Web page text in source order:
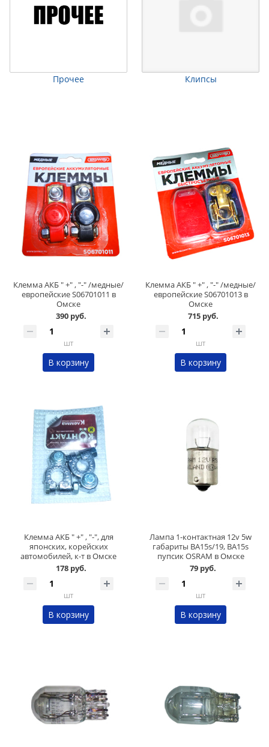
Прочее Клипсы
Клемма АКБ " +" , "-" /медные/
европейские S06701011 в
Омске
390 руб.
шт
В корзину
Клемма АКБ " +" , "-" /медные/
европейские S06701013 в
Омске
715 руб.
шт
В корзину
Клемма АКБ " +" , "-", для
японских, корейских
автомобилей, к-т в Омске
178 руб.
шт
В корзину
Лампа 1-контактная 12v 5w
габариты BA15s/19, BA15s
пупсик OSRAM в Омске
79 руб.
шт
В корзину